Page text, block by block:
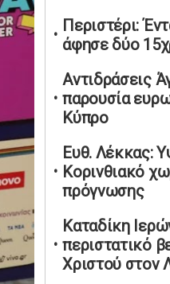
Αταμάν:
μιλά για τον
οικογένειά
02/05/2026 | 15:59
Μαρινάκης: Ο
υπαναχώρησε
Ανεξάρτητες
02/05/2026 | 09:36
code για
αλκοόλ σε
02/05/2026 | 06:26
Περιστέρι:
άφησε δύο
Αντιδράσεις
παρουσία
Κύπρο
Ευθ. Λέκκας:
Κορινθιακό
πρόγνωσης
Καταδίκη
περιστατικό
Χριστού στον